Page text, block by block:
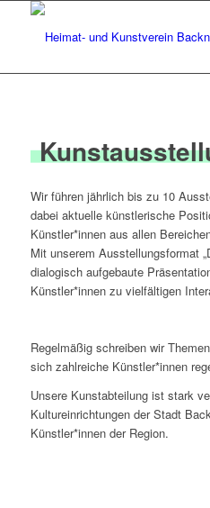
Wir führen jährlich bis zu 10
dabei aktuelle künstlerische
Künstler*innen aus allen
Mit unserem Ausstellungsformat
dialogisch aufgebaute
Künstler*innen zu vielfältigen
Regelmäßig schreiben wir
sich zahlreiche Künstler*innen
Unsere Kunstabteilung ist stark
Kultureinrichtungen der Stadt
Künstler*innen der Region.